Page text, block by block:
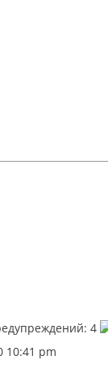
10:41 pm